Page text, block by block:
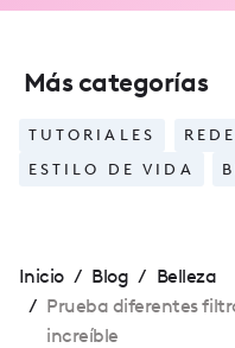
Más categorías
TUTORIALES
ESTILO DE VIDA
Inicio / Blog / Belleza
/ Prueba diferentes
increíble